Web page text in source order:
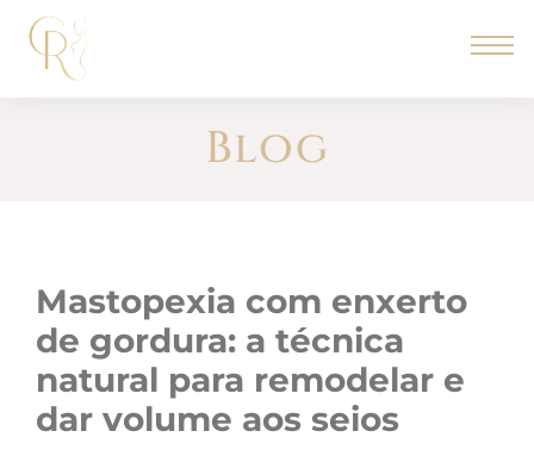
Blog
mastopexia com enxerto
de gordura: a técnica
natural para remodelar e
dar volume aos seios